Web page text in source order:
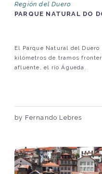
Región del Duero
PARQUE NATURAL DO
El Parque Natural del Duero
kilómetros de tramos
afluente, el río Águeda.
by Fernando Lebres